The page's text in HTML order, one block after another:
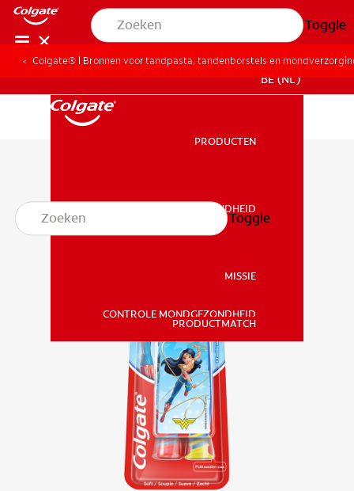
Toggle
MONDGEZONDHEID
CONTROLE MONDGEZONDHEID
BE (NL)
PRODUCTEN
MONDGEZONDHEID
MISSIE
CONTROLE MONDGEZONDHEID
PRODUCTMATCH
Toggle
Colgate® | Bronnen voor tandpasta, tandenborstels en